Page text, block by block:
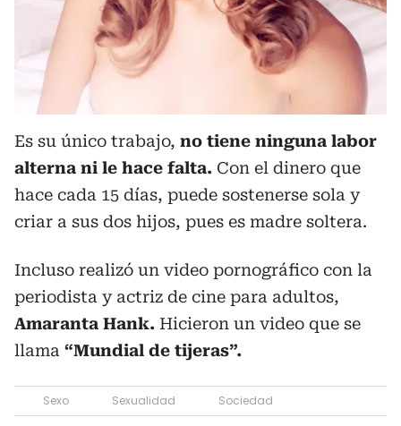
Es su único trabajo, no tiene ninguna labor
alterna ni le hace falta. Con el dinero que
hace cada 15 días, puede sostenerse sola y
criar a sus dos hijos, pues es madre soltera.
Incluso realizó un video pornográfico con la
periodista y actriz de cine para adultos,
Amaranta Hank. Hicieron un video que se
llama “Mundial de tijeras”.
Sexo Sexualidad Sociedad